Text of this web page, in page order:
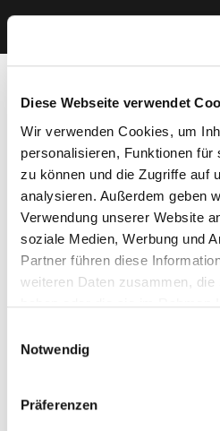
Diese Webseite verwendet
Wir verwenden Cookies, um
personalisieren, Funktionen für
zu können und die Zugriffe auf
analysieren. Außerdem geben
Verwendung unserer Website
soziale Medien, Werbung und
Partner führen diese
weiteren Daten zusammen, die
Cookies, wenn Sie unsere
Notwendig
Präferenzen